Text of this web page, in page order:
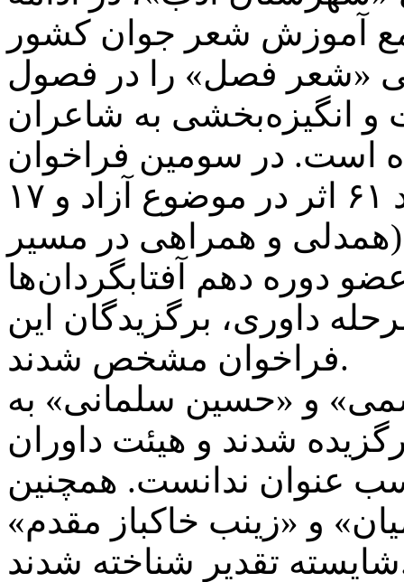
آموزش شعر جوان کشور
«شعر فصل» را در فصول
و انگیزه‌بخشی به شاعران
است. در سومین فراخوان
شعر فصل (ویژه تابستان)، تعداد ۶۱ اثر در موضوع آزاد و ۱۷
(همدلی و همراهی در مسیر
دوره دهم آفتابگردان‌ها
داوری، برگزیدگان این
فراخوان مشخص شدند.
و «حسین سلمانی» به
شدند و هیئت داوران
عنوان ندانست. همچنین
و «زینب خاکباز مقدم»